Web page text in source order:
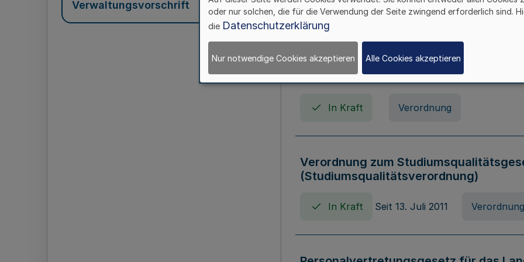
Verwaltungsvorschrift In Kraft Seit 01. April 2008 Gesetz
Verordnung über Beihilfen in Geburts-
Todesfällen (Beihilfenverordnung NRW
In Kraft Verordnung
Verordnung zum
(Studiumsqualitätsverordnung)
In Kraft Seit 13. Juli 2011 Verordnung
oder nur solchen, die für die Verwendung der Seite zwingend erforderlich sind.
die Datenschutzerklärung
Nur notwendige Cookies akzeptieren Alle Cookies akzeptieren